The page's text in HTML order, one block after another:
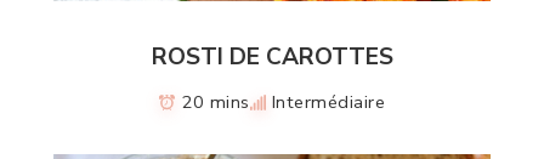
ROSTI DE CAROTTES
20 mins Intermédiaire